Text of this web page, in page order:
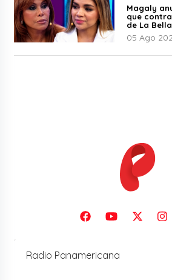
Magaly
que
de La
05 Ago
Radio Panamericana